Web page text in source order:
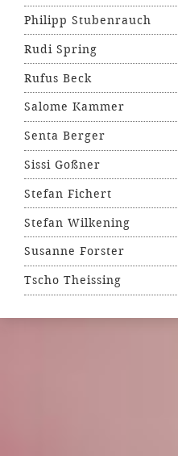
Philipp Stubenrauch
Rudi Spring
Rufus Beck
Salome Kammer
Senta Berger
Sissi Goßner
Stefan Fichert
Stefan Wilkening
Susanne Forster
Tscho Theissing